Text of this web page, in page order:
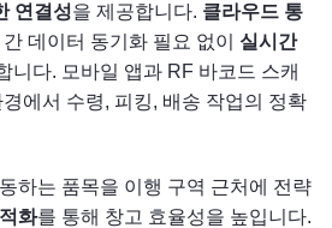
연결성을 제공합니다. 클라우드 통
데이터 동기화 필요 없이 실시간
니다. 모바일 앱과 RF 바코드 스캐
에서 수령, 피킹, 배송 작업의 정확
하는 품목을 이행 구역 근처에 전략
화를 통해 창고 효율성을 높입니다.